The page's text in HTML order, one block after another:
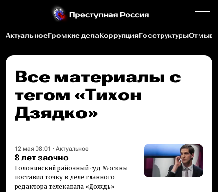
АктуальноеГромкие делаКоррупцияГосструктуры
Все материалы c
тегом «Тихон
Дзядко»
12 мая 08:01 · Актуальное
8 лет заочно
Головинский районный суд Москвы
поставил точку в деле главного
редактора телеканала «Дождь»